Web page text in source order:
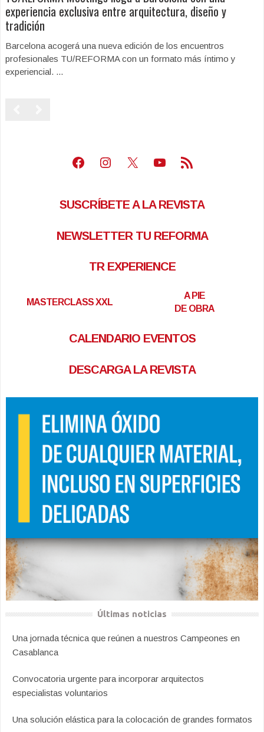
experiencia exclusiva entre arquitectura, diseño y
tradición
Barcelona acogerá una nueva edición de los encuentros
profesionales TU/REFORMA con un formato más íntimo y
experiencial. ...
Facebook
Instagram
X Youtube
Feed RSS
SUSCRÍBETE A LA REVISTA
NEWSLETTER TU REFORMA
TR EXPERIENCE
MASTERCLASS XXL
A PIE
DE OBRA
CALENDARIO EVENTOS
DESCARGA LA REVISTA
Últimas noticias
Una jornada técnica que reúnen a nuestros Campeones en
Casablanca
Convocatoria urgente para incorporar arquitectos
especialistas voluntarios
Una solución elástica para la colocación de grandes formatos